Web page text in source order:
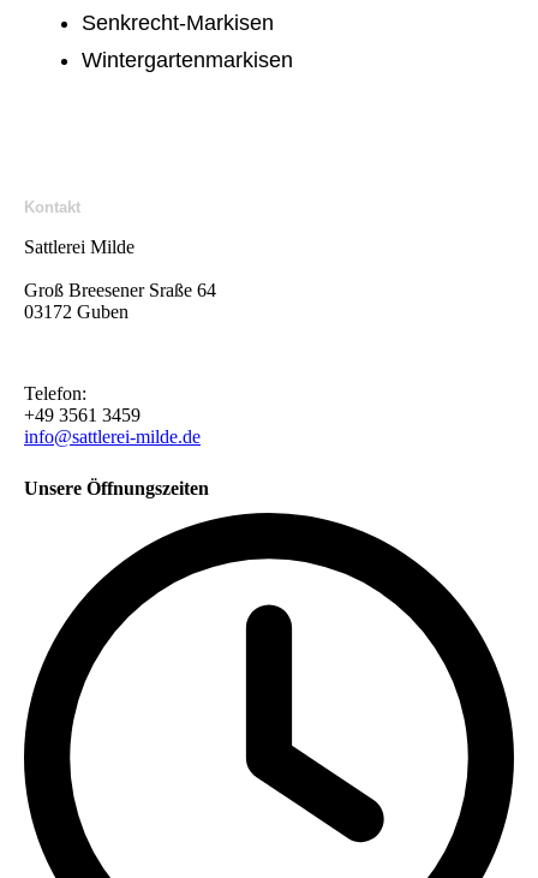
Senkrecht-Markisen
Wintergartenmarkisen
Kontakt
Sattlerei Milde
Groß Breesener Sraße 64
03172 Guben
Telefon:
+49 3561 3459
info@sattlerei-milde.de
Unsere Öffnungszeiten